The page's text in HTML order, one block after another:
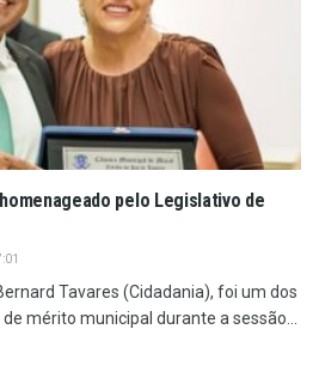
pelo Legislativo de
Tavares (Cidadania), foi um dos
mérito municipal durante a sessão...